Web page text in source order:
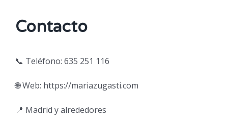
Contacto
📞 Teléfono: 635 251 116
🌐 Web: https://mariazugasti.com
📍 Madrid y alrededores